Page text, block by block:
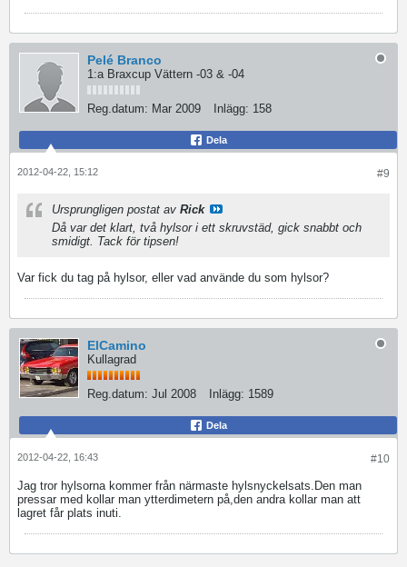
Pelé Branco
1:a Braxcup Vättern -03 & -04
Reg.datum: Mar 2009 Inlägg: 158
Dela
#9
2012-04-22, 15:12
Ursprungligen postat av Rick
Då var det klart, två hylsor i ett skruvstäd, gick snabbt och
smidigt. Tack för tipsen!
Var fick du tag på hylsor, eller vad använde du som hylsor?
ElCamino
Kullagrad
Reg.datum: Jul 2008 Inlägg: 1589
Dela
#10
2012-04-22, 16:43
Jag tror hylsorna kommer från närmaste hylsnyckelsats.Den man
pressar med kollar man ytterdimetern på,den andra kollar man att
lagret får plats inuti.